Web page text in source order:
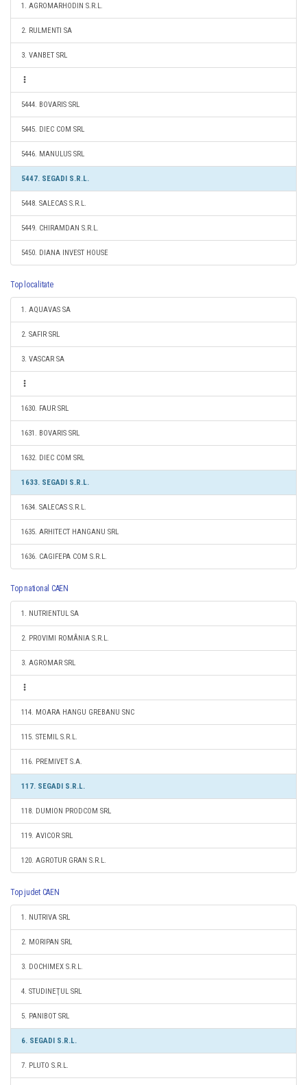
1. AGROMARHODIN S.R.L.
2. RULMENTI SA
3. VANBET SRL
5444. BOVARIS SRL
5445. DIEC COM SRL
5446. MANULUS SRL
5447. SEGADI S.R.L.
5448. SALECAS S.R.L.
5449. CHIRAMDAN S.R.L.
5450. DIANA INVEST HOUSE
Top localitate
1. AQUAVAS SA
2. SAFIR SRL
3. VASCAR SA
1630. FAUR SRL
1631. BOVARIS SRL
1632. DIEC COM SRL
1633. SEGADI S.R.L.
1634. SALECAS S.R.L.
1635. ARHITECT HANGANU SRL
1636. CAGIFEPA COM S.R.L.
Top national CAEN
1. NUTRIENTUL SA
2. PROVIMI ROMÂNIA S.R.L.
3. AGROMAR SRL
114. MOARA HANGU GREBANU SNC
115. STEMIL S.R.L.
116. PREMIVET S.A.
117. SEGADI S.R.L.
118. DUMION PRODCOM SRL
119. AVICOR SRL
120. AGROTUR GRAN S.R.L.
Top judet CAEN
1. NUTRIVA SRL
2. MORIPAN SRL
3. DOCHIMEX S.R.L.
4. STUDINEŢUL SRL
5. PANIBOT SRL
6. SEGADI S.R.L.
7. PLUTO S.R.L.